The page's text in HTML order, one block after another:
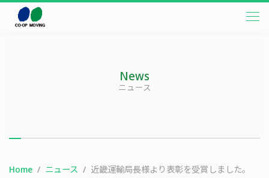
メ
本文までスキップする
News
ニュース
Home ニュース 近畿運輸局長様より表彰を受賞しました。